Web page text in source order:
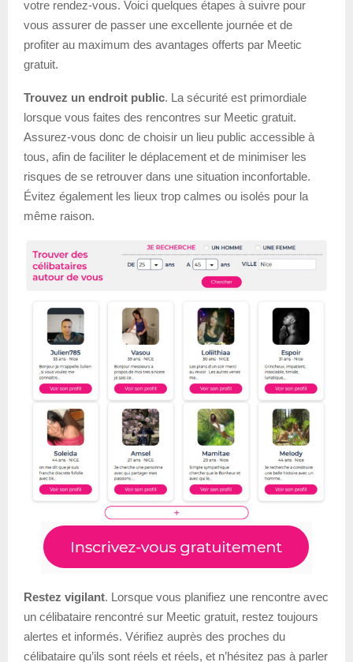
votre rendez-vous. Voici quelques étapes à suivre pour
vous assurer de passer une excellente journée et de
profiter au maximum des avantages offerts par Meetic
gratuit.
Trouvez un endroit public. La sécurité est primordiale
lorsque vous faites des rencontres sur Meetic gratuit.
Assurez-vous donc de choisir un lieu public accessible à
tous, afin de faciliter le déplacement et de minimiser les
risques de se retrouver dans une situation inconfortable.
Évitez également les lieux trop calmes ou isolés pour la
même raison.
Restez vigilant. Lorsque vous planifiez une rencontre avec
un célibataire rencontré sur Meetic gratuit, restez toujours
alertes et informés. Vérifiez auprès des proches du
célibataire qu’ils sont réels et réels, et n’hésitez pas à parler